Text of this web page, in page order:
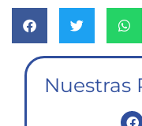
Nuestras